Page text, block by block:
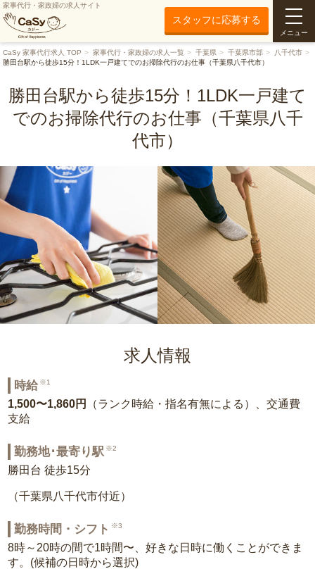
家事代行・家政婦の求人サイト
スタッフに応募する
メニュー
CaSy 家事代行求人 TOP 家事代行・家政婦の求人一覧 千葉県 千葉県市部
八千代市
勝田台駅から徒歩15分！1LDK一戸建てでのお掃除代行のお仕事（千葉県八千代市）
勝田台駅から徒歩15分！1LDK一戸建て
でのお掃除代行のお仕事（千葉県八千
代市）
求人情報
時給 ※1
1,500〜1,860円
（ランク時給・指名有無による）、交通費
支給
勤務地･最寄り駅 ※2
勝田台 徒歩15分
（千葉県八千代市付近）
勤務時間・シフト ※3
8時～20時の間で1時間〜、好きな日時に働くことができま
す。(候補の日時から選択)